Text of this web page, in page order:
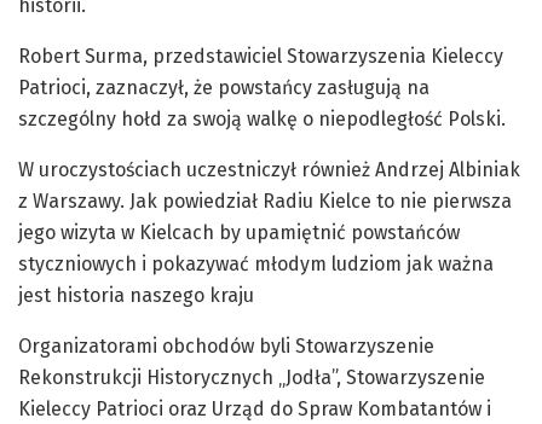
historii.
Robert Surma, przedstawiciel Stowarzyszenia Kieleccy
Patrioci, zaznaczył, że powstańcy zasługują na
szczególny hołd za swoją walkę o niepodległość Polski.
W uroczystościach uczestniczył również Andrzej Albiniak
z Warszawy. Jak powiedział Radiu Kielce to nie pierwsza
jego wizyta w Kielcach by upamiętnić powstańców
styczniowych i pokazywać młodym ludziom jak ważna
jest historia naszego kraju
Organizatorami obchodów byli Stowarzyszenie
Rekonstrukcji Historycznych „Jodła”, Stowarzyszenie
Kieleccy Patrioci oraz Urząd do Spraw Kombatantów i